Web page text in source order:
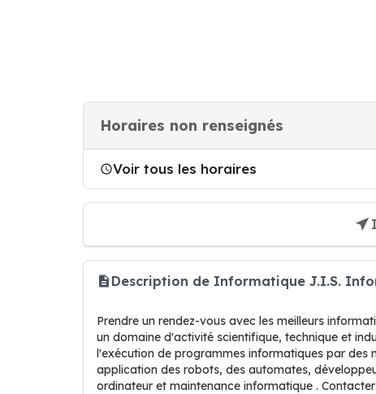
Horaires non renseignés
Voir tous les horaires
Description de Informatique J.I.S.
Prendre un rendez-vous avec les meilleurs
un domaine d'activité scientifique, technique et
l'exécution de programmes informatiques par des
application des robots, des automates,
ordinateur et maintenance informatique .